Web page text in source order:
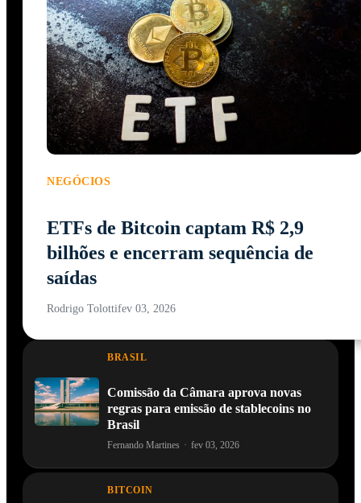
NEGÓCIOS
ETFs de Bitcoin captam R$ 2,9
bilhões e encerram sequência de
saídas
Rodrigo Tolottifev 03, 2026
BRASIL
Comissão da Câmara aprova novas
regras para emissão de stablecoins no
Brasil
Fernando Martines · fev 03, 2026
BITCOIN